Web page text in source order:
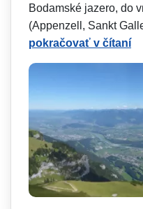
Bodamské jazero, do
(Appenzell, Sankt
pokračovať v čítaní